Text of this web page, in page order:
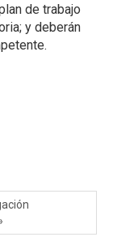
de trabajo
y deberán